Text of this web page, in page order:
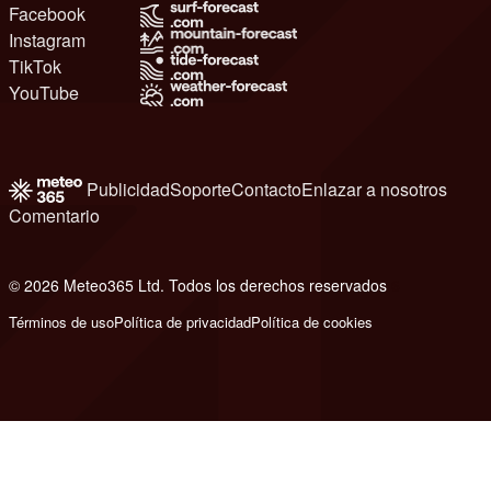
Facebook
Instagram
TikTok
YouTube
PublicidadSoporteContactoEnlazar a nosotros
Comentario
© 2026 Meteo365 Ltd. Todos los derechos reservados
Términos de usoPolítica de privacidadPolítica de cookies